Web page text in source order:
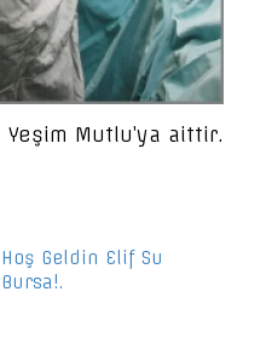
Mutlu’ya aittir.
Hoş Geldin Elif Su
Bursa!.